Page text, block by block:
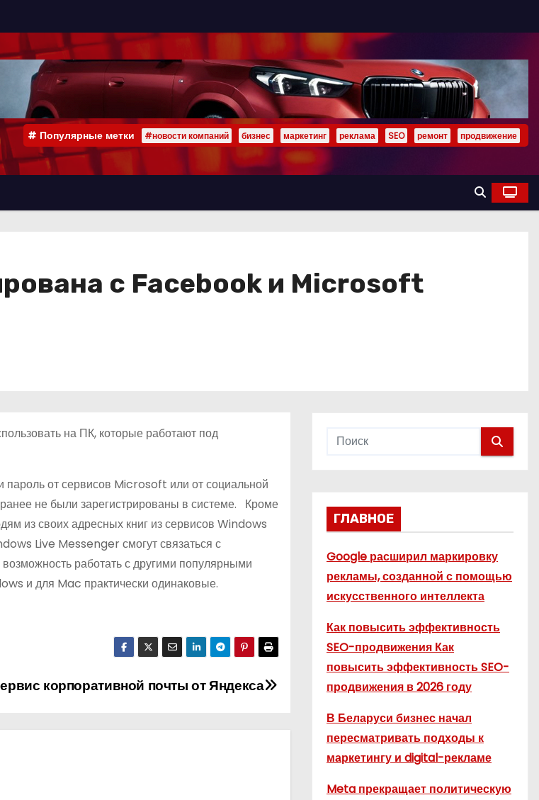
Популярные метки #новости компаний бизнес маркетинг реклама SEO ремонт продвижение
с Facebook и Microsoft
на ПК, которые работают под
пароль от сервисов Microsoft или от социальной
не были зарегистрированы в системе. Кроме
из своих адресных книг из сервисов Windows
Live Messenger смогут связаться с
работать с другими популярными
и для Mac практически одинаковые.
корпоративной почты от Яндекса
ГЛАВНОЕ
Google расширил маркировку
рекламы, созданной с помощью
искусственного интеллекта
Как повысить эффективность
SEO-продвижения Как
повысить эффективность SEO-
продвижения в 2026 году
В Беларуси бизнес начал
пересматривать подходы к
маркетингу и digital-рекламе
Meta прекращает политическую